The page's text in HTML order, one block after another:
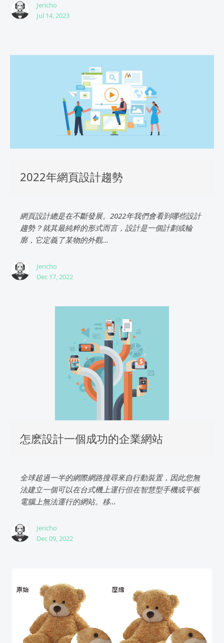
Jericho
Jul 14, 2023
2022年網頁設計趨勢
網頁設計總是在不斷發展。2022年我們會看到哪些設計
趨勢？就其最純粹的形式而言，設計是一個計劃或輪
廓，它定義了某物的外觀...
Jericho
Dec 17, 2022
怎麽設計一個成功的企業網站
全球超過一半的網際網路搜尋來自行動裝置，因此您無
法建立一個可以在台式機上運行但在智慧型手機或平板
電腦上無法運行的網站。移...
Jericho
Dec 09, 2022